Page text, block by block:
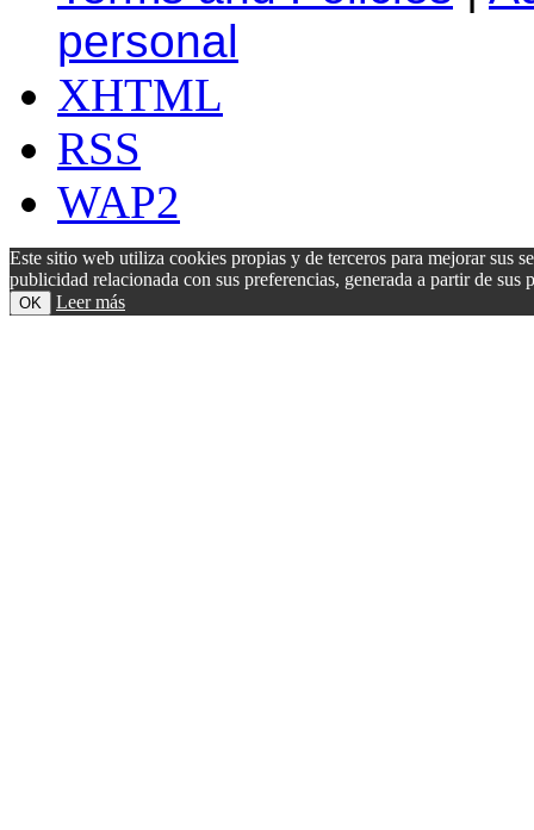
personal
XHTML
RSS
WAP2
Este sitio web utiliza cookies propias y de terceros para mejorar sus
publicidad relacionada con sus preferencias, generada a partir de
OK Leer más